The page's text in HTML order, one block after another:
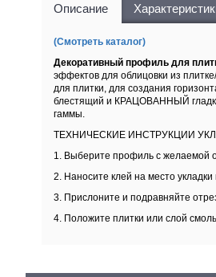
Описание
(Смотреть каталог)
Декоративный профиль для
эффектов для облицовки из
для плитки, для создания
блестящий и КРАЦОВАННЫЙ
гаммы.
ТЕХНИЧЕСКИЕ ИНСТРУКЦИИ
1. Выберите профиль с желаемой
2. Наносите клей на место укладки
3. Прислоните и подравняйте
4. Положите плитки или слой